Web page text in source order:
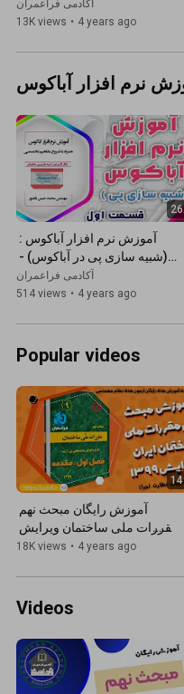
استیشن لایکا (بخش اول)
آکادمی فراعمران
13K views • 4 years ago
نرم افزار آباکوس
قسمت اول
آکادمی فراعمران
514 views • 4 years ago
Popular videos
1399 | ویژه آزمون های نظام 18K views • 4 years ago
Videos